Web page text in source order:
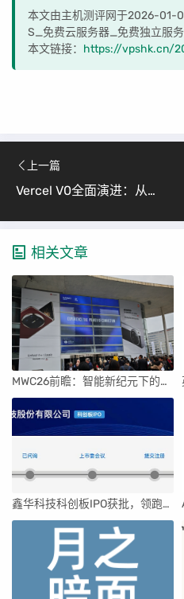
本文由主机测评网于2026-01-
S_免费云服务器_免费独立服
本文链接： https://vpshk.cn/
上一篇
Vercel V0全面演进：从氛围编程到AI智能体驱动的全栈开发
相关文章
MWC26前瞻：智能新纪元下的科技盛宴
鑫华科技科创板IPO获批，领跑国内半导体材料市场